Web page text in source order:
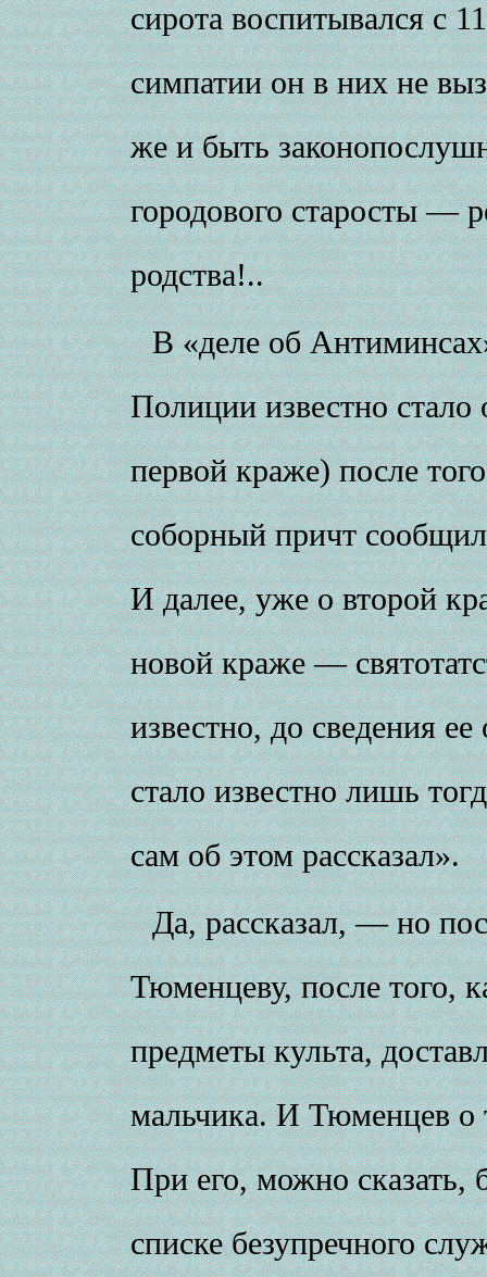
сирота воспитывался с
симпатии он в них не
же и быть
городового старосты —
родства!..
В «деле об
Полиции известно стало
первой краже) после
соборный причт
И далее, уже о второй
новой краже —
известно, до сведения
стало известно лишь
сам об этом рассказал».
Да, рассказал, — но
Тюменцеву, после того,
предметы культа,
мальчика. И Тюменцев о
При его, можно сказать,
списке безупречного